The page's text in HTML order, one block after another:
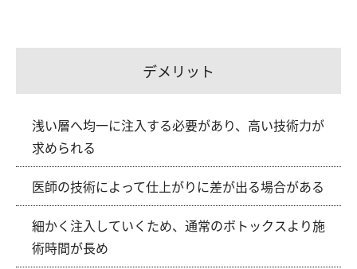
デメリット
浅い層へ均一に注入する必要があり、高い技術力が
求められる
医師の技術によって仕上がりに差が出る場合がある
細かく注入していくため、通常のボトックスより施
術時間が長め